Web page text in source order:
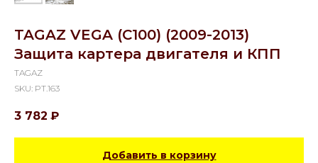
TAGAZ VEGA (C100) (2009-2013)
Защита картера двигателя и КПП
TAGAZ
SKU: PT.163
3 782 ₽
Добавить в корзину